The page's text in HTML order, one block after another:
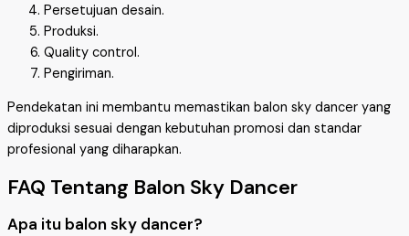
Persetujuan desain.
Produksi.
Quality control.
Pengiriman.
Pendekatan ini membantu memastikan balon sky dancer yang
diproduksi sesuai dengan kebutuhan promosi dan standar
profesional yang diharapkan.
FAQ Tentang Balon Sky Dancer
Apa itu balon sky dancer?